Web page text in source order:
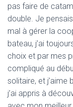
pas faire de
double. Je pensais
mal à gérer la
bateau, j’ai
choix et par mes
compliqué au
solitaire, et j’aime
j’ai appris à